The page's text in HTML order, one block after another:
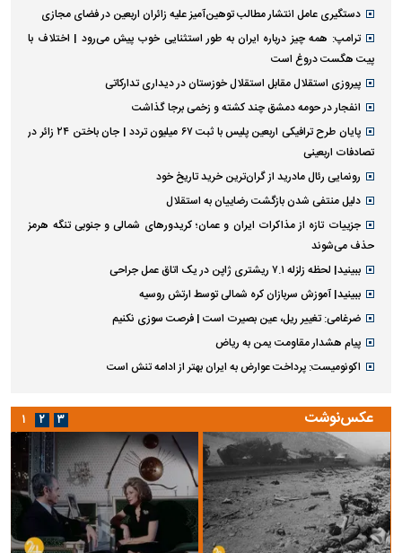
دستگیری عامل انتشار مطالب توهین‌آمیز علیه زائران اربعین در فضای مجازی
ترامپ: همه چیز درباره ایران به طور استثنایی خوب پیش می‌رود | اختلاف با
پیت هگست دروغ است
پیروزی استقلال مقابل استقلال خوزستان در دیداری تدارکاتی
انفجار در حومه دمشق چند کشته و زخمی برجا گذاشت
پایان طرح ترافیکی اربعین پلیس با ثبت ۶۷ میلیون تردد | جان باختن ۲۴ زائر در
تصادفات اربعینی
رونمایی رئال مادرید از گران‌ترین خرید تاریخ خود
دلیل منتفی شدن بازگشت رضاییان به استقلال
جزییات تازه از مذاکرات ایران و عمان؛ کریدورهای شمالی و جنوبی تنگه هرمز
حذف می‌شوند
ببینید| لحظه زلزله ۷.۱ ریشتری ژاپن در یک اتاق عمل جراحی
ببینید| آموزش سربازان کره شمالی توسط ارتش روسیه
ضرغامی: تغییر ریل، عین بصیرت است | فرصت سوزی نکنیم
پیام هشدار مقاومت یمن به ریاض
اکونومیست: پرداخت عوارض به ایران بهتر از ادامه تنش است
عکس‌نوشت ۱ ۲ ۳